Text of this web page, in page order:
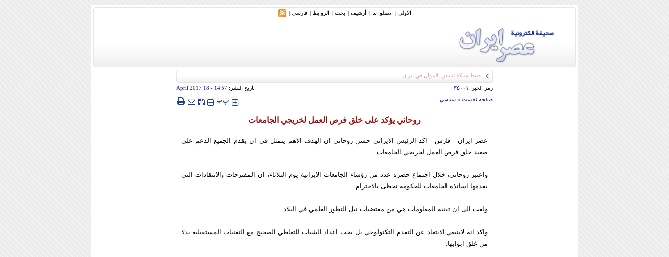
الاولی | اتصلوا بنا | أرشیف | بحث | الروابط | فارسی |
رمز الخبر: ۳۵۰۰۱ تأريخ النشر:14:57
- 18 April 2017
صفحه نخست» سياسي ‍‍‍ پپ
روحاني يؤكد على خلق فرص العمل لخريجي الجامعات
عصر ایران - فارس - اكد الرئيس الايراني حسن روحاني ان الهدف الاهم يتمثل في ان يقدم الجميع الدعم على
صعيد خلق فرص العمل لخريجي الجامعات.
واعتبر روحاني، خلال اجتماع حضره عدد من رؤساء الجامعات الايرانية يوم الثلاثاء، ان المقترحات والانتقادات التي
يقدمها اساتذة الجامعات للحكومة تحظى بالاحترام.
ولفت الى ان تقنية المعلومات هي من مقتضيات نيل التطور العلمي في البلاد.
واكد انه لاينبغي الابتعاد عن التقدم التكنولوجي بل يجب اعداد الشباب للتعاطي الصحيح مع التقنيات المستقبلية بدلا
من غلق ابوابها.